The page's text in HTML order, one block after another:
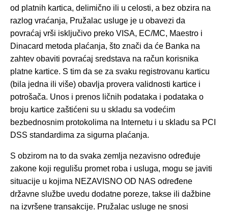
od platnih kartica, delimično ili u celosti, a bez obzira na
razlog vraćanja, Pružalac usluge je u obavezi da
povraćaj vrši isključivo preko VISA, EC/MC, Maestro i
Dinacard metoda plaćanja, što znači da će Banka na
zahtev obaviti povraćaj sredstava na račun korisnika
platne kartice. S tim da se za svaku registrovanu karticu
(bila jedna ili više) obavlja provera validnosti kartice i
potrošača. Unos i prenos ličnih podataka i podataka o
broju kartice zaštićeni su u skladu sa vodećim
bezbednosnim protokolima na Internetu i u skladu sa PCI
DSS standardima za sigurna plaćanja.
S obzirom na to da svaka zemlja nezavisno određuje
zakone koji regulišu promet roba i usluga, mogu se javiti
situacije u kojima NEZAVISNO OD NAS određene
državne službe uvedu dodatne poreze, takse ili dažbine
na izvršene transakcije. Pružalac usluge ne snosi